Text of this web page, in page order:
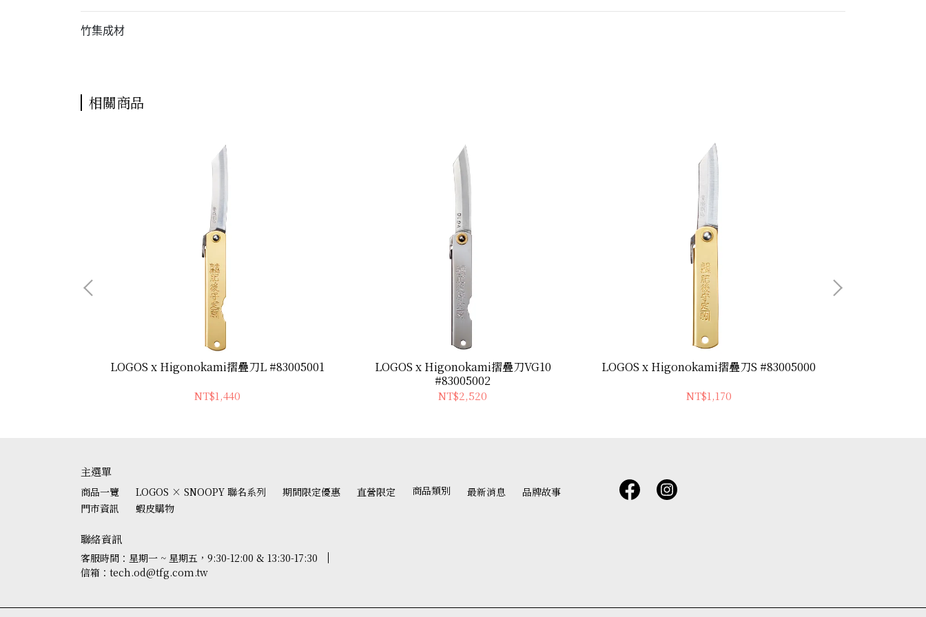
竹集成材
相關商品
LOGOS x Higonokami摺疊刀L #83005001
NT$1,440
LOGOS x Higonokami摺疊刀VG10
#83005002
NT$2,520
LOGOS x Higonokami摺疊刀S #83005000
NT$1,170
主選單
商品一覽 LOGOS × SNOOPY 聯名系列 期間限定優惠 直營限定 商品類別 最新消息
品牌故事
門市資訊
蝦皮購物
聯絡資訊
客服時間：星期一 ~ 星期五，9:30-12:00 & 13:30-17:30
信箱：tech.od@tfg.com.tw